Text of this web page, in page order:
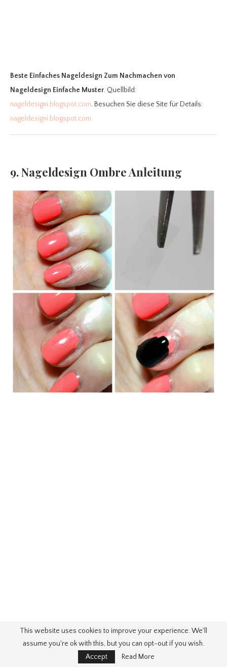
Beste Einfaches Nageldesign Zum Nachmachen von
Nageldesign Einfache Muster. Quellbild:
nageldesigni.blogspot.com. Besuchen Sie diese Site für Details:
nageldesigni.blogspot.com
9. Nageldesign Ombre Anleitung
Beste Einfaches Nageldesign Zum Nachmachen von
Nageldesign Ombre Anleitung . Quellbild:
This website uses cookies to improve your experience. We'll
assume you're ok with this, but you can opt-out if you wish.
Accept
Read More